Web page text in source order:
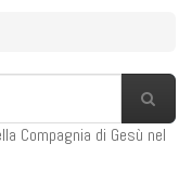
Compagnia di Gesù nel